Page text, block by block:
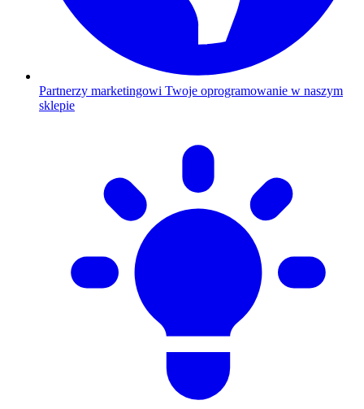
Partnerzy marketingowi Twoje oprogramowanie w naszym
sklepie